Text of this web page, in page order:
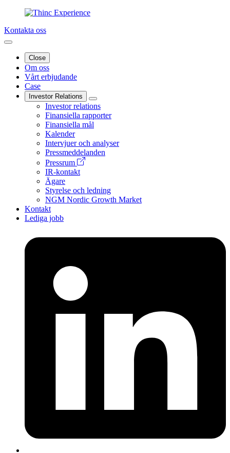
Kontakta oss
Close
Om oss
Vårt erbjudande
Case
Investor Relations
Investor relations
Finansiella rapporter
Finansiella mål
Kalender
Intervjuer och analyser
Pressmeddelanden
Pressrum
IR-kontakt
Ägare
Styrelse och ledning
NGM Nordic Growth Market
Kontakt
Lediga jobb